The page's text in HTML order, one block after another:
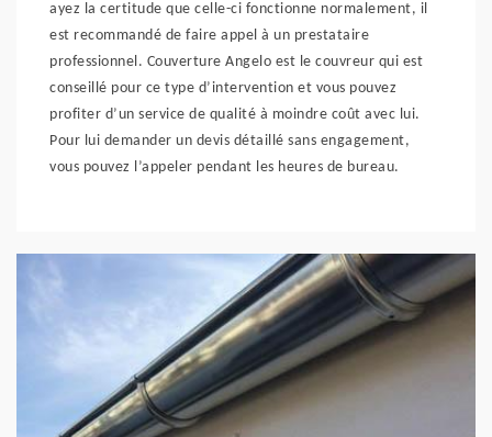
ayez la certitude que celle-ci fonctionne normalement, il
est recommandé de faire appel à un prestataire
professionnel. Couverture Angelo est le couvreur qui est
conseillé pour ce type d’intervention et vous pouvez
profiter d’un service de qualité à moindre coût avec lui.
Pour lui demander un devis détaillé sans engagement,
vous pouvez l’appeler pendant les heures de bureau.